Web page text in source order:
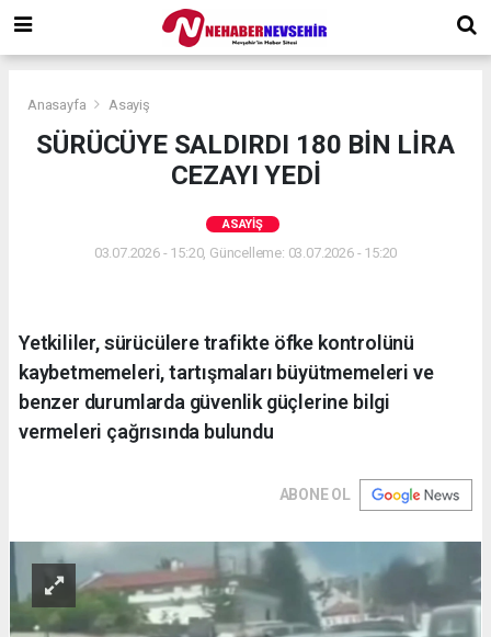
Anasayfa Asayiş
SÜRÜCÜYE SALDIRDI 180 BİN LİRA
CEZAYI YEDİ
ASAYIŞ
03.07.2026 - 15:20, Güncelleme: 03.07.2026 - 15:20
Yetkililer, sürücülere trafikte öfke kontrolünü
kaybetmemeleri, tartışmaları büyütmemeleri ve
benzer durumlarda güvenlik güçlerine bilgi
vermeleri çağrısında bulundu
ABONE OL